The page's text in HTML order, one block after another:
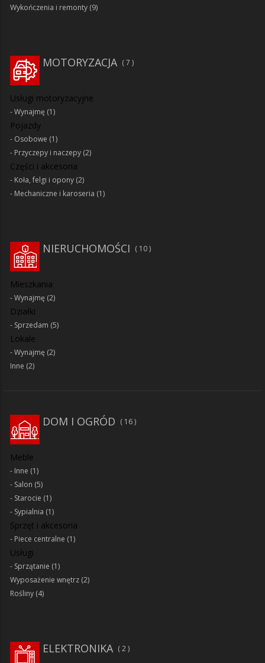
Wykończenia i remonty (9)
MOTORYZACJA 7
Usługi motoryzacyjne
Wynajmę (1)
Pojazdy
Osobowe (1)
Przyczepy i naczepy (2)
Części i akcesoria
Koła, felgi i opony (2)
Mechaniczne i karoseria (1)
NIERUCHOMOŚCI 10
Mieszkania
Wynajmę (2)
Działki
Sprzedam (5)
Lokale
Wynajmę (2)
Inne (2)
DOM I OGRÓD 16
Meble
Inne (1)
Salon (5)
Starocie (1)
Sypialnia (1)
Sprzęt i akcesoria
Piece centralne (1)
Usługi
Sprzątanie (1)
Wyposażenie wnętrz (2)
Rośliny (4)
2
ELEKTRONIKA